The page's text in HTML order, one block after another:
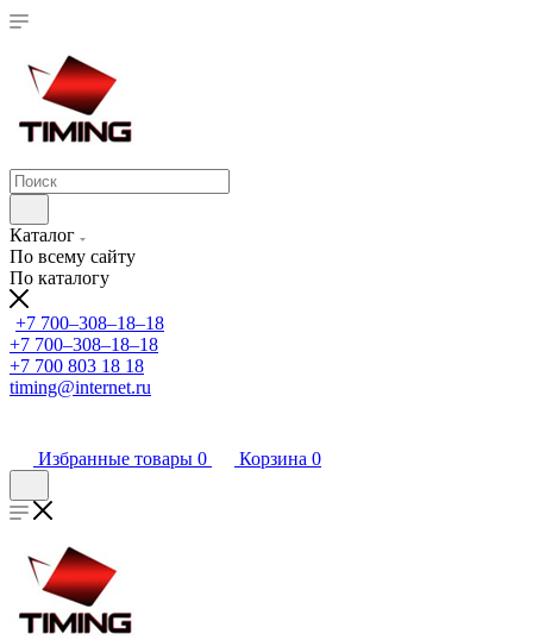
Каталог
По всему сайту
По каталогу
+7 700‒308‒18‒18
+7 700‒308‒18‒18
+7 700 803 18 18
timing@internet.ru
Избранные товары 0 Корзина 0